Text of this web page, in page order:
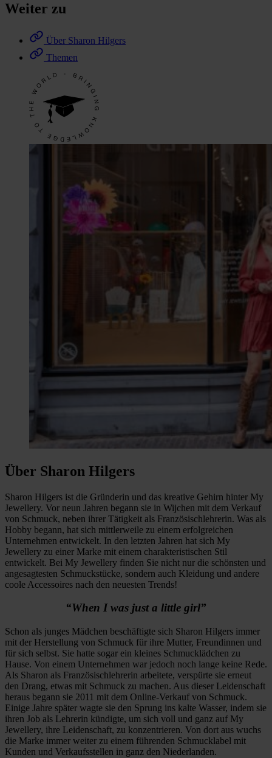
Weiter zu
Über Sharon Hilgers
Themen
Über Sharon Hilgers
Sharon Hilgers ist die Gründerin und das kreative Gehirn hinter My
Jewellery. Vor neun Jahren begann sie in Wijchen mit dem Verkauf
von Schmuck, neben ihrer Tätigkeit als Französischlehrerin. Was als
Hobby begann, hat sich mittlerweile zu einem erfolgreichen
Unternehmen entwickelt. In den letzten Jahren hat sich My
Jewellery zu einer Marke mit einem charakteristischen Stil
entwickelt. Bei My Jewellery finden Sie nicht nur die schönsten und
angesagtesten Schmuckstücke, sondern auch Kleidung und andere
coole Accessoires nach den neuesten Trends!
“When I was just a little girl”
Schon als junges Mädchen beschäftigte sich Sharon Hilgers immer
mit der Herstellung von Schmuck für ihre Mutter, Freundinnen und
für sich selbst. Sie hatte sogar ein kleines Schmucklädchen zu
Hause. Von einem Unternehmen war jedoch noch lange keine Rede.
Als Sharon als Französischlehrerin arbeitete, verspürte sie erneut
den Drang, etwas mit Schmuck zu machen. Aus dieser Leidenschaft
heraus begann sie 2011 mit dem Online-Verkauf von Schmuck.
Einige Jahre später wagte sie den Sprung ins kalte Wasser, indem sie
ihren Job als Lehrerin kündigte, um sich voll und ganz auf My
Jewellery, ihre Leidenschaft, zu konzentrieren. Von dort aus wuchs
die Marke immer weiter zu einem führenden Schmucklabel mit
Kunden und Verkaufsstellen in ganz den Niederlanden.